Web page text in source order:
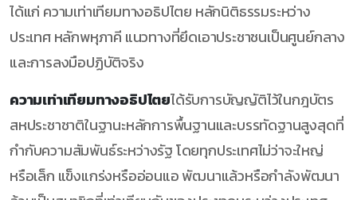
ได้แก่ ความเท่าเทียมทางอธิปไตย หลักนิติธรรมระหว่าง
ประเทศ หลักพหุภาคี แนวทางที่ยึดเอาประชาชนเป็นศูนย์กลาง
และการลงมือปฏิบัติจริง
ความเท่าเทียมทางอธิปไตยได้รับการบัญญัติไว้ในกฎบัตร
สหประชาชาติในฐานะหลักการพื้นฐานและบรรทัดฐานสูงสุดที่
กำกับความสัมพันธ์ระหว่างรัฐ โดยทุกประเทศไม่ว่าจะใหญ่
หรือเล็ก แข็งแกร่งหรืออ่อนแอ พัฒนาแล้วหรือกำลังพัฒนา